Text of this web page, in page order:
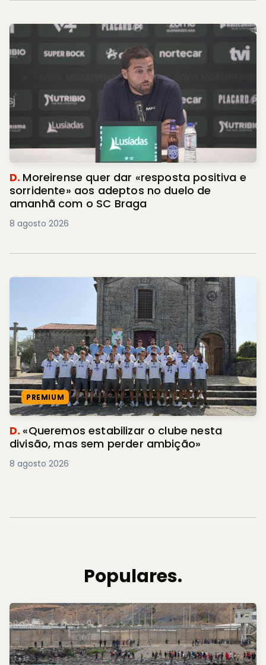
D. Moreirense quer dar «resposta positiva e
sorridente» aos adeptos no duelo de
amanhã com o SC Braga
8 agosto 2026
PREMIUM
D. «Queremos estabilizar o clube nesta
divisão, mas sem perder ambição»
8 agosto 2026
Populares.